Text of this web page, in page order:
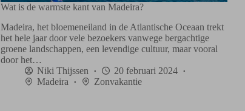
Wat is de warmste kant van Madeira?
Madeira, het bloemeneiland in de Atlantische Oceaan trekt
het hele jaar door vele bezoekers vanwege bergachtige
groene landschappen, een levendige cultuur, maar vooral
door het…
Niki Thijssen
20 februari 2024
Madeira
Zonvakantie